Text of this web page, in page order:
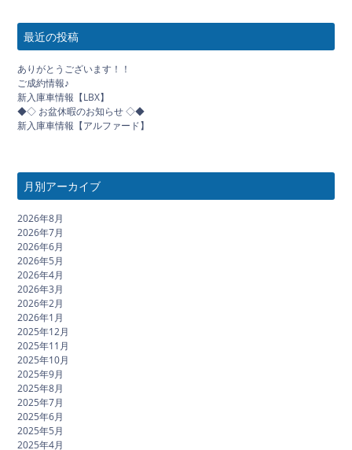
最近の投稿
ありがとうございます！！
ご成約情報♪
新入庫車情報【LBX】
◆◇ お盆休暇のお知らせ ◇◆
新入庫車情報【アルファード】
月別アーカイブ
2026年8月
2026年7月
2026年6月
2026年5月
2026年4月
2026年3月
2026年2月
2026年1月
2025年12月
2025年11月
2025年10月
2025年9月
2025年8月
2025年7月
2025年6月
2025年5月
2025年4月